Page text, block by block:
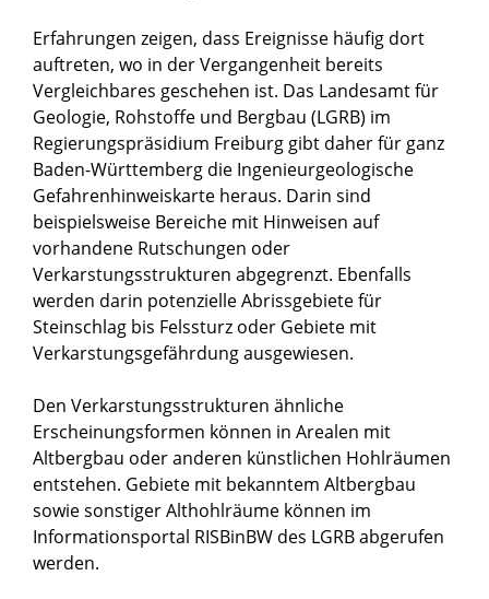
Erfahrungen zeigen, dass Ereignisse häufig dort
auftreten, wo in der Vergangenheit bereits
Vergleichbares geschehen ist. Das Landesamt für
Geologie, Rohstoffe und Bergbau (LGRB) im
Regierungspräsidium Freiburg gibt daher für ganz
Baden-Württemberg die Ingenieurgeologische
Gefahrenhinweiskarte heraus. Darin sind
beispielsweise Bereiche mit Hinweisen auf
vorhandene Rutschungen oder
Verkarstungsstrukturen abgegrenzt. Ebenfalls
werden darin potenzielle Abrissgebiete für
Steinschlag bis Felssturz oder Gebiete mit
Verkarstungsgefährdung ausgewiesen.
Den Verkarstungsstrukturen ähnliche
Erscheinungsformen können in Arealen mit
Altbergbau oder anderen künstlichen Hohlräumen
entstehen. Gebiete mit bekanntem Altbergbau
sowie sonstiger Althohlräume können im
Informationsportal RISBinBW des LGRB abgerufen
werden.